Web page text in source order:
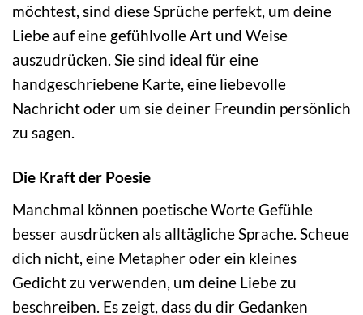
möchtest, sind diese Sprüche perfekt, um deine
Liebe auf eine gefühlvolle Art und Weise
auszudrücken. Sie sind ideal für eine
handgeschriebene Karte, eine liebevolle
Nachricht oder um sie deiner Freundin persönlich
zu sagen.
Die Kraft der Poesie
Manchmal können poetische Worte Gefühle
besser ausdrücken als alltägliche Sprache. Scheue
dich nicht, eine Metapher oder ein kleines
Gedicht zu verwenden, um deine Liebe zu
beschreiben. Es zeigt, dass du dir Gedanken